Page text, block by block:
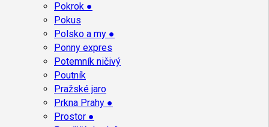
Pokrok ●
Pokus
Polsko a my ●
Ponny expres
Potemník ničivý
Poutník
Pražské jaro
Prkna Prahy ●
Prostor ●